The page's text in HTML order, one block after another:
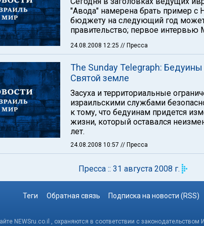
"Авода" намерена брать пример с
бюджету на следующий год
правительство; первое интервью
24.08.2008 12:25 // Пресса
The Sunday Telegraph: Бедуины
Святой земле
Засуха и территориальные
израильскими службами
к тому, что бедуинам придется
жизни, который оставался
лет.
24.08.2008 10:57 // Пресса
Пресса :: 31 августа 2008 г.
Теги Обратная связь Подписка на новости (RSS)
NEWSru.co.il , охраняются в соответствии с